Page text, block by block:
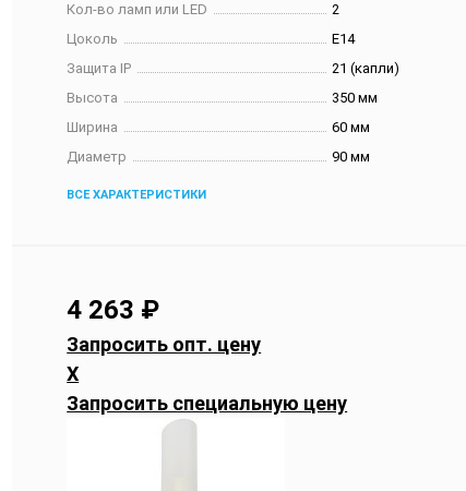
Кол-во ламп или LED
2
Цоколь
E14
Защита IP
21 (капли)
Высота
350 мм
Ширина
60 мм
Диаметр
90 мм
ВСЕ ХАРАКТЕРИСТИКИ
4 263 ₽
Запросить опт. цену
X
Запросить специальную цену